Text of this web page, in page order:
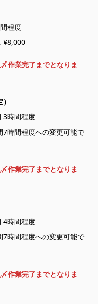
程度
¥8,000
作業完了までとなりま
3時間程度
時間程度への変更可能で
作業完了までとなりま
4時間程度
時間程度への変更可能で
作業完了までとなりま